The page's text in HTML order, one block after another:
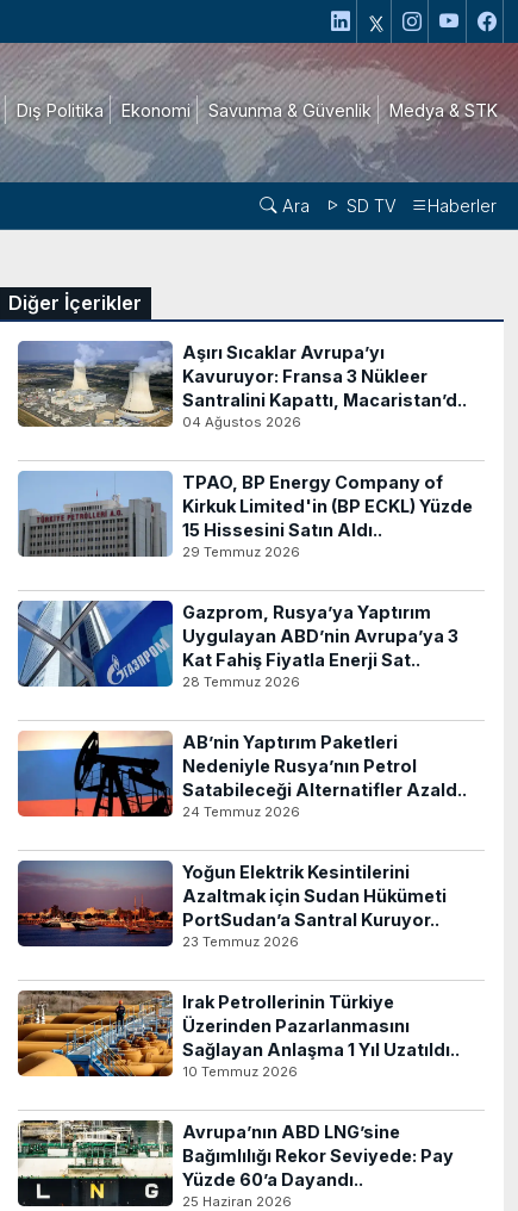
Dış Politika Ekonomi Savunma & Güvenlik Medya & STK
Ara SD TV Haberler
Diğer İçerikler
Aşırı Sıcaklar Avrupa’yı
Kavuruyor: Fransa 3 Nükleer
Santralini Kapattı, Macaristan’d..
04 Ağustos 2026
TPAO, BP Energy Company of
Kirkuk Limited'in (BP ECKL) Yüzde
15 Hissesini Satın Aldı..
29 Temmuz 2026
Gazprom, Rusya’ya Yaptırım
Uygulayan ABD’nin Avrupa’ya 3
Kat Fahiş Fiyatla Enerji Sat..
28 Temmuz 2026
AB’nin Yaptırım Paketleri
Nedeniyle Rusya’nın Petrol
Satabileceği Alternatifler Azald..
24 Temmuz 2026
Yoğun Elektrik Kesintilerini
Azaltmak için Sudan Hükümeti
PortSudan’a Santral Kuruyor..
23 Temmuz 2026
Irak Petrollerinin Türkiye
Üzerinden Pazarlanmasını
Sağlayan Anlaşma 1 Yıl Uzatıldı..
10 Temmuz 2026
Avrupa’nın ABD LNG’sine
Bağımlılığı Rekor Seviyede: Pay
Yüzde 60’a Dayandı..
25 Haziran 2026